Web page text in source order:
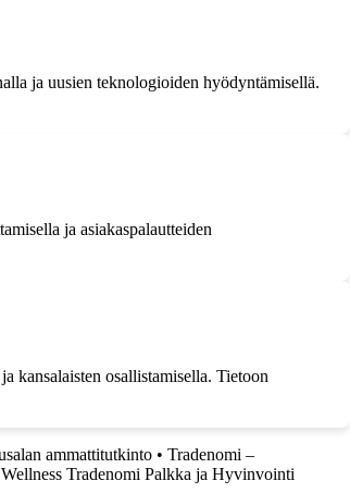
ja uusien teknologioiden hyödyntämisellä.
ja asiakaspalautteiden
kansalaisten osallistamisella. Tietoon
ammattitutkinto • Tradenomi –
Wellness Tradenomi Palkka ja Hyvinvointi